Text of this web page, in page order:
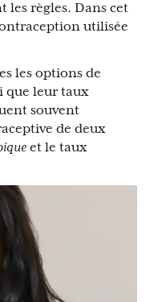
règles. Dans cet
utilisée
les options de
que leur taux
souvent
de deux
et le taux